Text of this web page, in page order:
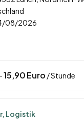
08/2026
-15,90Euro / Stunde
Logistik